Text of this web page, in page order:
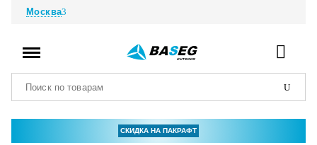
Москва
СКИДКА НА ПАКРАФТ